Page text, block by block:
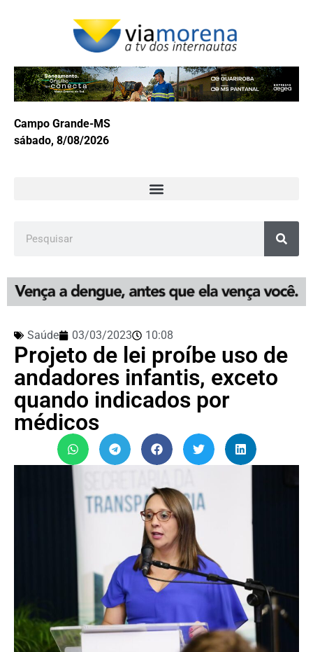
Campo Grande-MS
sábado, 8/08/2026
Saúde 03/03/2023 10:08
Projeto de lei proíbe uso de
andadores infantis, exceto
quando indicados por
médicos